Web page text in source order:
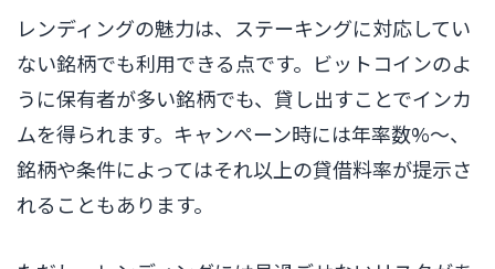
レンディングの魅力は、ステーキングに対応してい
ない銘柄でも利用できる点です。ビットコインのよ
うに保有者が多い銘柄でも、貸し出すことでインカ
ムを得られます。キャンペーン時には年率数%〜、
銘柄や条件によってはそれ以上の貸借料率が提示さ
れることもあります。